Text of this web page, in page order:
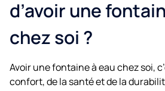
d’avoir une
chez soi ?
Avoir une fontaine à eau chez soi,
confort, de la santé et de la